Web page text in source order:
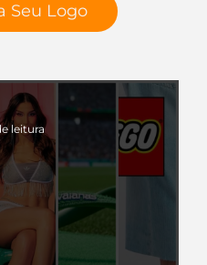
Seu Logo
leitura